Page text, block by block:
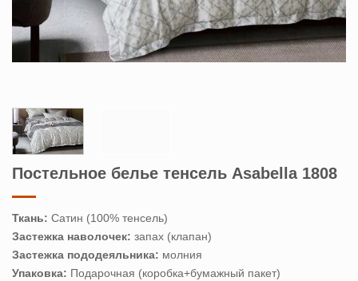
Постельное белье тенсель Asabella 1808
Ткань: Сатин (100% тенсель)
Застежка наволочек: запах (клапан)
Застежка пододеяльника: молния
Упаковка: Подарочная (коробка+бумажный пакет)